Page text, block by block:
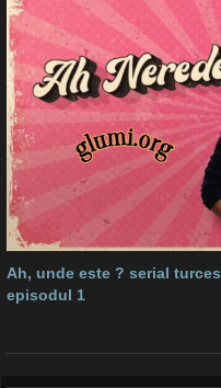
Ah, unde este ? serial
episodul 1